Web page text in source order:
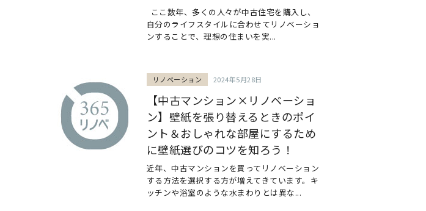
ここ数年、多くの人々が中古住宅を購入し、
自分のライフスタイルに合わせてリノベーショ
ンすることで、理想の住まいを実...
リノベーション 2024年5月28日
【中古マンション×リノベーショ
ン】壁紙を張り替えるときのポイ
ント＆おしゃれな部屋にするため
に壁紙選びのコツを知ろう！
近年、中古マンションを買ってリノベーション
する方法を選択する方が増えてきています。キ
ッチンや浴室のような水まわりとは異な...